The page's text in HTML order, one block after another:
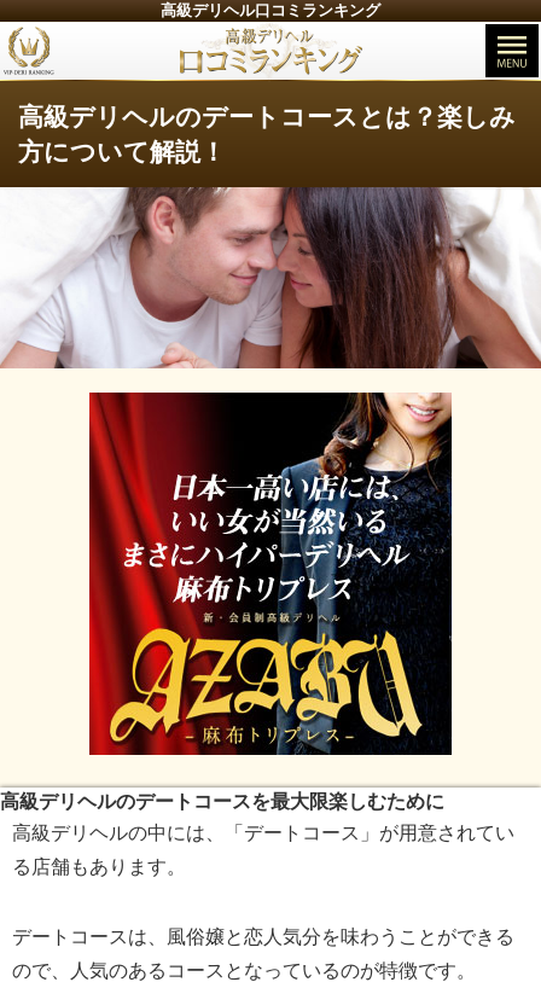
高級デリヘル口コミランキング
高級デリヘルのデートコースとは？楽しみ
方について解説！
高級デリヘルのデートコースを最大限楽しむために
高級デリヘルの中には、「デートコース」が用意されてい
る店舗もあります。
デートコースは、風俗嬢と恋人気分を味わうことができる
ので、人気のあるコースとなっているのが特徴です。